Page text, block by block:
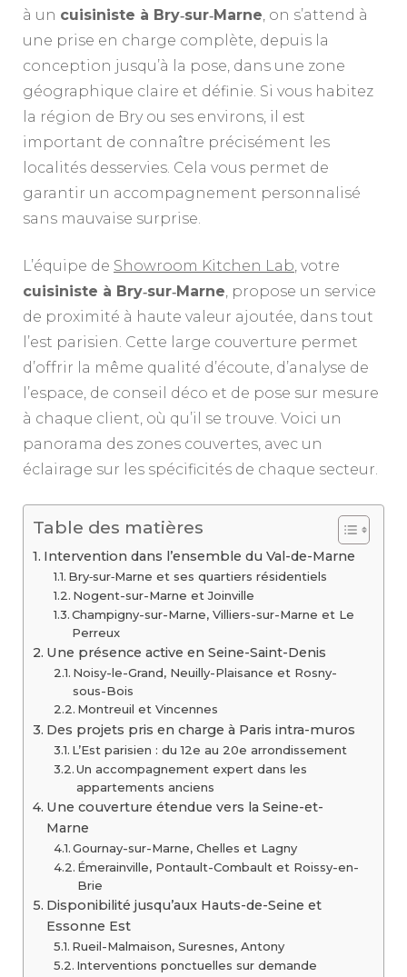
à un cuisiniste à Bry‑sur‑Marne, on s’attend à
une prise en charge complète, depuis la
conception jusqu’à la pose, dans une zone
géographique claire et définie. Si vous habitez
la région de Bry ou ses environs, il est
important de connaître précisément les
localités desservies. Cela vous permet de
garantir un accompagnement personnalisé
sans mauvaise surprise.
L’équipe de Showroom Kitchen Lab, votre
cuisiniste à Bry‑sur‑Marne, propose un service
de proximité à haute valeur ajoutée, dans tout
l’est parisien. Cette large couverture permet
d’offrir la même qualité d’écoute, d’analyse de
l’espace, de conseil déco et de pose sur mesure
à chaque client, où qu’il se trouve. Voici un
panorama des zones couvertes, avec un
éclairage sur les spécificités de chaque secteur.
Table des matières
Intervention dans l’ensemble du Val-de-Marne
Bry‑sur‑Marne et ses quartiers résidentiels
Nogent-sur-Marne et Joinville
Champigny-sur-Marne, Villiers-sur-Marne et Le
Perreux
Une présence active en Seine-Saint-Denis
Noisy-le-Grand, Neuilly-Plaisance et Rosny-
sous-Bois
Montreuil et Vincennes
Des projets pris en charge à Paris intra-muros
L’Est parisien : du 12e au 20e arrondissement
Un accompagnement expert dans les
appartements anciens
Une couverture étendue vers la Seine-et-
Marne
Gournay-sur-Marne, Chelles et Lagny
Émerainville, Pontault-Combault et Roissy-en-
Brie
Disponibilité jusqu’aux Hauts-de-Seine et
Essonne Est
Rueil-Malmaison, Suresnes, Antony
Interventions ponctuelles sur demande